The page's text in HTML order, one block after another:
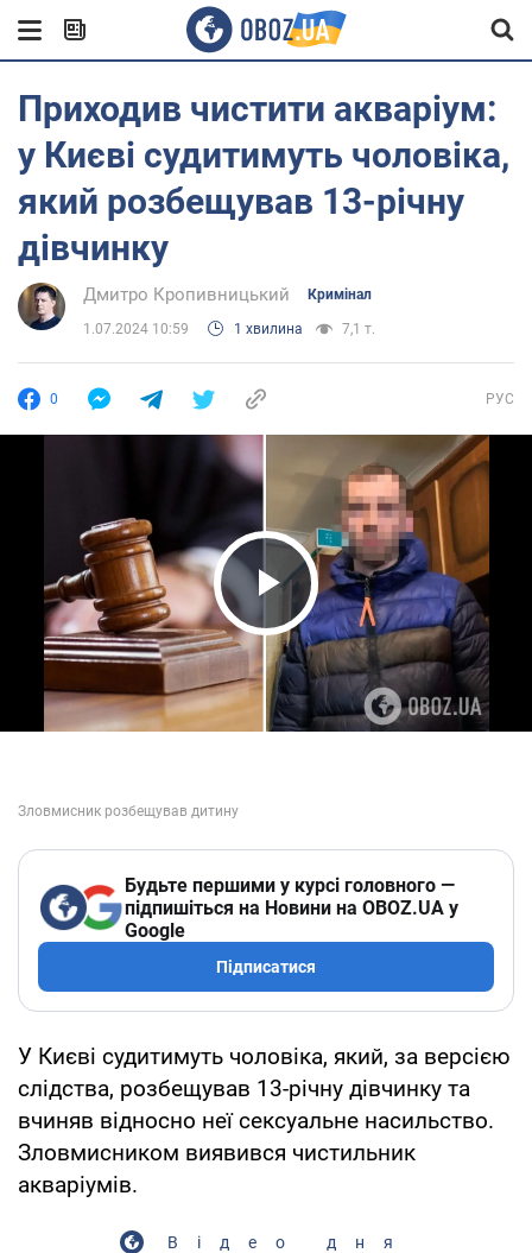
Приходив чистити акваріум:
у Києві судитимуть чоловіка,
який розбещував 13-річну
дівчинку
Дмитро Кропивницький Кримінал
1.07.2024 10:59 1 хвилина 7,1 т.
0 РУС
Play Video
Будьте першими у курсі головного —
підпишіться на Новини на OBOZ.UA у
Google
Підписатися
У Києві судитимуть чоловіка, який, за версією
слідства, розбещував 13-річну дівчинку та
вчиняв відносно неї сексуальне насильство.
Зловмисником виявився чистильник
акваріумів.
Відео дня